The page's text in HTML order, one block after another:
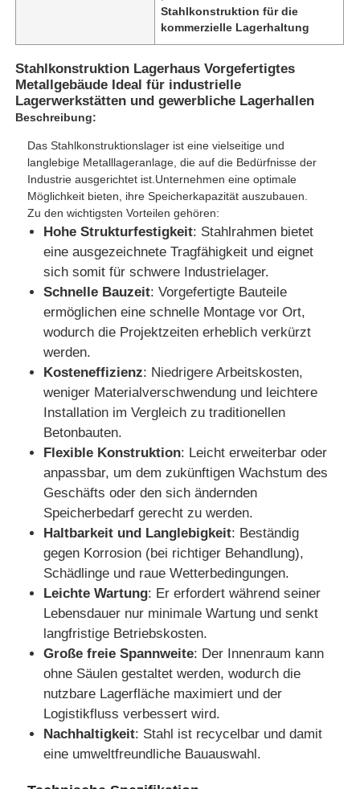
Startseite
Produkte
Über uns
Fabrik Tour
Qualitätskontrolle
Kontakt
Referenzen
Vorgefertigtes Haus aus Leichtstahl
Stahlkonstruktionsgebäude
Stahlkonstruktion für die
kommerzielle Lagerhaltung
Stahlkonstruktion Lagerhaus Vorgefertigtes
Metallgebäude Ideal für industrielle
Lagerwerkstätten und gewerbliche Lagerhallen
Beschreibung:
Das Stahlkonstruktionslager ist eine vielseitige und
langlebige Metalllageranlage, die auf die Bedürfnisse der
Industrie ausgerichtet ist.Unternehmen eine optimale
Möglichkeit bieten, ihre Speicherkapazität auszubauen.
Zu den wichtigsten Vorteilen gehören:
Hohe Strukturfestigkeit: Stahlrahmen bietet
eine ausgezeichnete Tragfähigkeit und eignet
sich somit für schwere Industrielager.
Schnelle Bauzeit: Vorgefertigte Bauteile
ermöglichen eine schnelle Montage vor Ort,
wodurch die Projektzeiten erheblich verkürzt
werden.
Kosteneffizienz: Niedrigere Arbeitskosten,
weniger Materialverschwendung und leichtere
Installation im Vergleich zu traditionellen
Betonbauten.
Flexible Konstruktion: Leicht erweiterbar oder
anpassbar, um dem zukünftigen Wachstum des
Geschäfts oder den sich ändernden
Speicherbedarf gerecht zu werden.
Haltbarkeit und Langlebigkeit: Beständig
gegen Korrosion (bei richtiger Behandlung),
Schädlinge und raue Wetterbedingungen.
Leichte Wartung: Er erfordert während seiner
Lebensdauer nur minimale Wartung und senkt
langfristige Betriebskosten.
Große freie Spannweite: Der Innenraum kann
ohne Säulen gestaltet werden, wodurch die
nutzbare Lagerfläche maximiert und der
Logistikfluss verbessert wird.
Nachhaltigkeit: Stahl ist recycelbar und damit
eine umweltfreundliche Bauauswahl.